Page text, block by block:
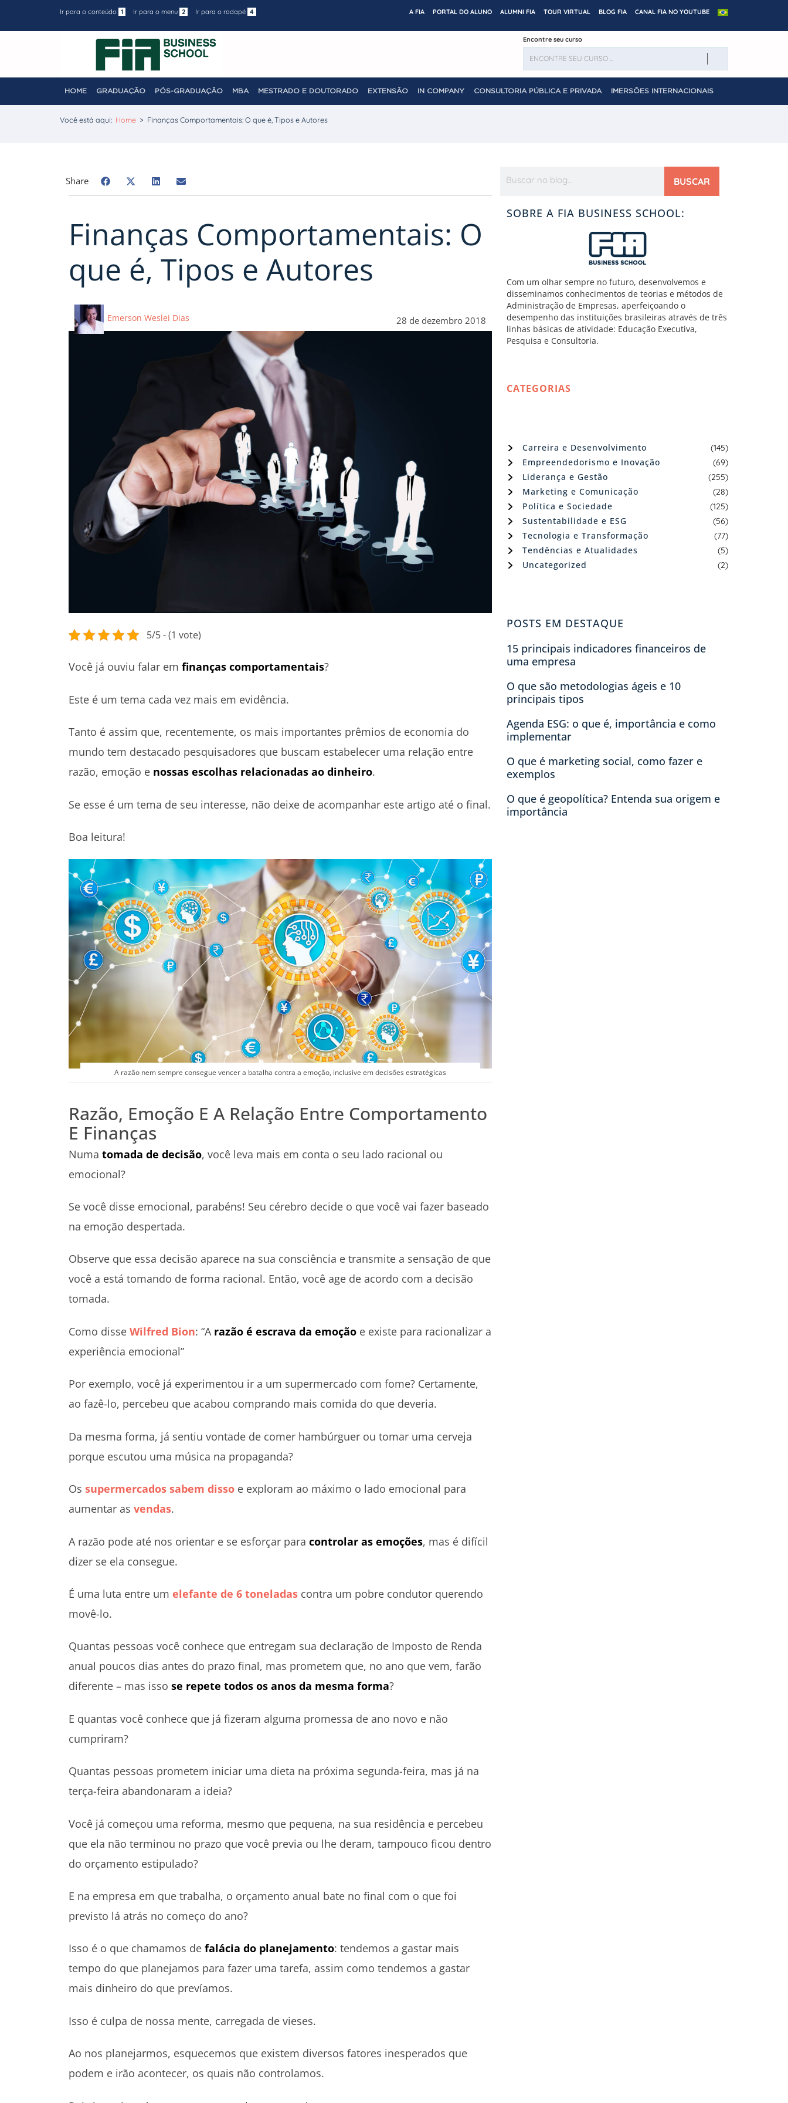
Ir para o conteúdo 1 Ir para o menu 2 Ir para o rodapé 4 A FIA PORTAL DO ALUNO ALUMNI FIA TOUR VIRTUAL BLOG FIA CANAL FIA NO YOUTUBE
Encontre seu curso
HOME GRADUAÇÃO PÓS-GRADUAÇÃO MBA MESTRADO E DOUTORADO EXTENSÃO IN COMPANY CONSULTORIA PÚBLICA E PRIVADA IMERSÕES INTERNACIONAIS
Você está aqui: Home > Finanças Comportamentais: O que é, Tipos e Autores
Share BUSCAR
Finanças Comportamentais: O
que é, Tipos e Autores
Emerson Weslei Dias 28 de dezembro 2018
5/5 - (1 vote)
Você já ouviu falar em finanças comportamentais?
Este é um tema cada vez mais em evidência.
Tanto é assim que, recentemente, os mais importantes prêmios de economia do
mundo tem destacado pesquisadores que buscam estabelecer uma relação entre
razão, emoção e nossas escolhas relacionadas ao dinheiro.
Se esse é um tema de seu interesse, não deixe de acompanhar este artigo até o final.
Boa leitura!
A razão nem sempre consegue vencer a batalha contra a emoção, inclusive em decisões estratégicas
Razão, Emoção E A Relação Entre Comportamento
E Finanças
Numa tomada de decisão, você leva mais em conta o seu lado racional ou
emocional?
Se você disse emocional, parabéns! Seu cérebro decide o que você vai fazer baseado
na emoção despertada.
Observe que essa decisão aparece na sua consciência e transmite a sensação de que
você a está tomando de forma racional. Então, você age de acordo com a decisão
tomada.
Como disse Wilfred Bion: “A razão é escrava da emoção e existe para racionalizar a
experiência emocional”
Por exemplo, você já experimentou ir a um supermercado com fome? Certamente,
ao fazê-lo, percebeu que acabou comprando mais comida do que deveria.
Da mesma forma, já sentiu vontade de comer hambúrguer ou tomar uma cerveja
porque escutou uma música na propaganda?
Os supermercados sabem disso e exploram ao máximo o lado emocional para
aumentar as vendas.
A razão pode até nos orientar e se esforçar para controlar as emoções, mas é difícil
dizer se ela consegue.
É uma luta entre um elefante de 6 toneladas contra um pobre condutor querendo
movê-lo.
Quantas pessoas você conhece que entregam sua declaração de Imposto de Renda
anual poucos dias antes do prazo final, mas prometem que, no ano que vem, farão
diferente – mas isso se repete todos os anos da mesma forma?
E quantas você conhece que já fizeram alguma promessa de ano novo e não
cumpriram?
Quantas pessoas prometem iniciar uma dieta na próxima segunda-feira, mas já na
terça-feira abandonaram a ideia?
Você já começou uma reforma, mesmo que pequena, na sua residência e percebeu
que ela não terminou no prazo que você previa ou lhe deram, tampouco ficou dentro
do orçamento estipulado?
E na empresa em que trabalha, o orçamento anual bate no final com o que foi
previsto lá atrás no começo do ano?
Isso é o que chamamos de falácia do planejamento: tendemos a gastar mais
tempo do que planejamos para fazer uma tarefa, assim como tendemos a gastar
mais dinheiro do que prevíamos.
Isso é culpa de nossa mente, carregada de vieses.
Ao nos planejarmos, esquecemos que existem diversos fatores inesperados que
podem e irão acontecer, os quais não controlamos.
SOBRE A FIA BUSINESS SCHOOL:
Com um olhar sempre no futuro, desenvolvemos e
disseminamos conhecimentos de teorias e métodos de
Administração de Empresas, aperfeiçoando o
desempenho das instituições brasileiras através de três
linhas básicas de atividade: Educação Executiva,
Pesquisa e Consultoria.
CATEGORIAS
Carreira e Desenvolvimento (145)
Empreendedorismo e Inovação (69)
Liderança e Gestão (255)
Marketing e Comunicação (28)
Política e Sociedade (125)
Sustentabilidade e ESG (56)
Tecnologia e Transformação (77)
Tendências e Atualidades (5)
Uncategorized (2)
POSTS EM DESTAQUE
15 principais indicadores financeiros de
uma empresa
O que são metodologias ágeis e 10
principais tipos
Agenda ESG: o que é, importância e como
implementar
O que é marketing social, como fazer e
exemplos
O que é geopolítica? Entenda sua origem e
importância